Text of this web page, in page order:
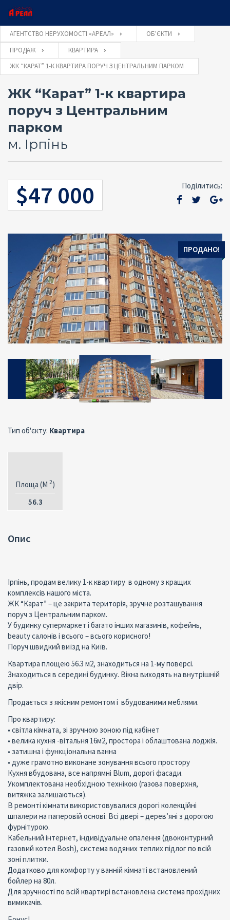
Ім'я користувача
Забули
пароль?
АГЕНТСТВО НЕРУХОМОСТІ «АРЕАЛ»
ОБ'ЄКТИ
ПРОДАЖ
КВАРТИРА
ЖК “КАРАТ” 1-К КВАРТИРА ПОРУЧ З ЦЕНТРАЛЬНИМ ПАРКОМ
ЖК “Карат” 1-к квартира
поруч з Центральним
парком
м. Ірпінь
$47 000 Поділитись:
ПРОДАНО!
Тип об'єкту: Квартира
Площа (M 2)
56.3
Опис
Ірпінь, продам велику 1-к квартиру в одному з кращих
комплексів нашого міста.
ЖК “Карат” – це закрита територія, зручне розташування
поруч з Центральним парком.
У будинку супермаркет і багато інших магазинів, кофейнь,
beauty салонів і всього – всього корисного!
Поруч швидкий виїзд на Київ.
Квартира площею 56.3 м2, знаходиться на 1-му поверсі.
Знаходиться в середині будинку. Вікна виходять на внутрішній
двір.
Продається з якісним ремонтом і вбудованими меблями.
Про квартиру:
• світла кімната, зі зручною зоною під кабінет
• велика кухня -вітальня 16м2, простора і облаштована лоджія.
• затишна і функціональна ванна
• дуже грамотно виконане зонування всього простору
Кухня вбудована, все напрямні Blum, дорогі фасади.
Укомплектована необхідною технікою (газова поверхня,
витяжка залишаються).
В ремонті кімнати використовувалися дорогі колекційні
шпалери на паперовій основі. Всі двері – дерев’яні з дорогою
фурнітурою.
Кабельний інтернет, індивідуальне опалення (двоконтурний
газовий котел Bosh), система водяних теплих підлог по всій
зоні плитки.
Додатково для комфорту у ванній кімнаті встановлений
бойлер на 80л.
Для зручності по всій квартирі встановлена ​​система прохідних
вимикачів.
Закажите обратный звонок и наш консультант
Оставьте заявку и наш консультант свяжется с